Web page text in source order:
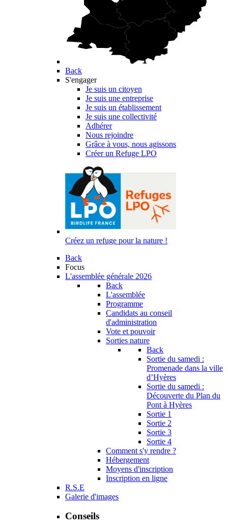
Back
S'engager
Je suis un citoyen
Je suis une entreprise
Je suis un établissement
Je suis une collectivité
Adhérer
Nous rejoindre
Grâce à vous, nous agissons
Créer un Refuge LPO
Créez un refuge pour la nature !
Back
Focus
L'assemblée générale 2026
Back
L'assemblée
Programme
Candidats au conseil
d'administration
Vote et pouvoir
Sorties nature
Back
Sortie du samedi :
Promenade dans la ville
d’Hyères
Sortie du samedi :
Découverte du Plan du
Pont à Hyères
Sortie 1
Sortie 2
Sortie 3
Sortie 4
Comment s'y rendre ?
Hébergement
Moyens d'inscription
Inscription en ligne
R.S.E
Galerie d'images
Conseils